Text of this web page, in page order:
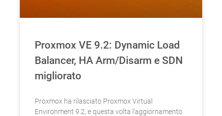
Proxmox VE 9.2: Dynamic Load
Balancer, HA Arm/Disarm e SDN
migliorato
Proxmox ha rilasciato Proxmox Virtual
Environment 9.2, e questa volta l’aggiornamento